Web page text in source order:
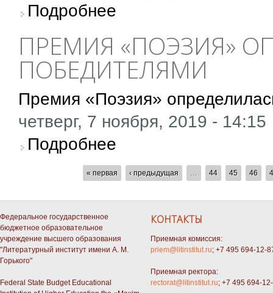
Подробнее
ПРЕМИЯ «ПОЭЗИЯ»
ПОБЕДИТЕЛЯМИ
Премия «Поэзия»
четверг, 7 ноября, 2019 - 14:15
Подробнее
СТРАНИЦЫ« первая ‹ предыдущая 44 45 46
Федеральное государственное
бюджетное образовательное
учреждение высшего образования
"Литературный институт имени А. М.
Горького"
Federal State Budget Educational
КОНТАКТЫ
Приемная комиссия:
priem@litinstitut.ru; +7 495 694-12-
Приемная ректора:
rectorat@litinstitut.ru; +7 495 694-